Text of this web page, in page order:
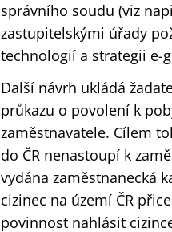
správního soudu (viz
zastupitelskými úřady
technologií a strategii e-
Další návrh ukládá
průkazu o povolení k
zaměstnavatele. Cílem
do ČR nenastoupí k
vydána zaměstnanecká
cizinec na území ČR
povinnost nahlásit